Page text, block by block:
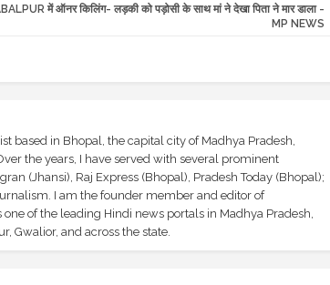
में ऑनर किलिंग- लड़की को पड़ोसी के साथ मां ने देखा पिता ने मार डाला -
MP NEWS
based in Bhopal, the capital city of Madhya Pradesh,
the years, I have served with several prominent
(Jhansi), Raj Express (Bhopal), Pradesh Today (Bhopal);
I am the founder member and editor of
of the leading Hindi news portals in Madhya Pradesh,
Gwalior, and across the state.